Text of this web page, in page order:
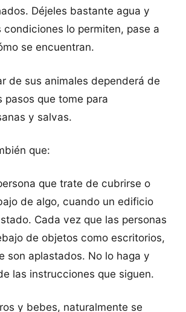
Déjeles bastante agua y
condiciones lo permiten, pase a
se encuentran.
de sus animales dependerá de
pasos que tome para
y salvas.
que:
que trate de cubrirse o
de algo, cuando un edificio
Cada vez que las personas
de objetos como escritorios,
son aplastados. No lo haga y
las instrucciones que siguen.
y bebes, naturalmente se